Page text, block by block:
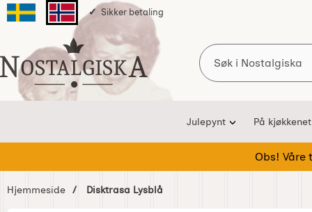
Svenska sidanNorska sidan
Sikker betaling
Startsiden for Nostalgiska
Søk
Julepynt På kjøkkenet
Obs! Våre
Hjemmeside Disktrasa Lysblå